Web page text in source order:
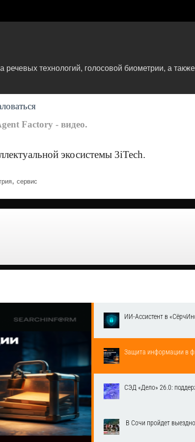
речевых технологий, голосовой биометрии, а
Factory - видео.
экосистемы 3iTech.
, сервис
ИИ-Ассистент в
Защита информации в
СЭД «Дело» 26.0:
В Сочи пройдет